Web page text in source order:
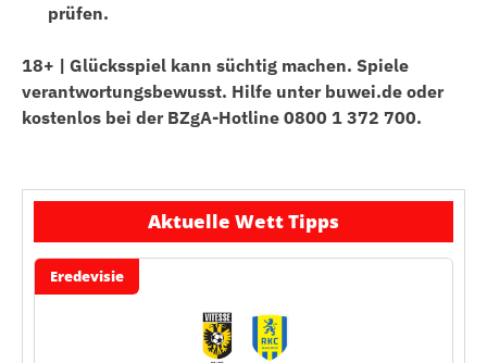
prüfen.
18+ | Glücksspiel kann süchtig machen. Spiele
verantwortungsbewusst. Hilfe unter buwei.de oder
kostenlos bei der BZgA-Hotline 0800 1 372 700.
Aktuelle Wett Tipps
Eredevisie